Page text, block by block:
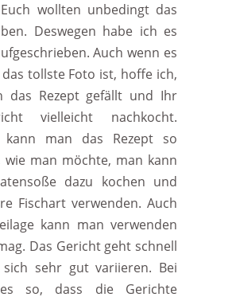
wollten unbedingt das
Deswegen habe ich es
Auch wenn es
tollste Foto ist, hoffe ich,
das Rezept gefällt und Ihr
vielleicht nachkocht.
kann man das Rezept so
wie man möchte, man kann
dazu kochen und
Fischart verwenden. Auch
kann man verwenden
Das Gericht geht schnell
sehr gut variieren. Bei
so, dass die Gerichte